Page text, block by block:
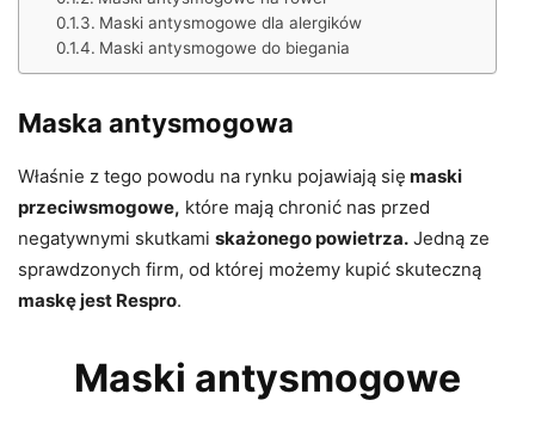
Maski antysmogowe dla alergików
Maski antysmogowe do biegania
Maska antysmogowa
Właśnie z tego powodu na rynku pojawiają się maski
przeciwsmogowe, które mają chronić nas przed
negatywnymi skutkami skażonego powietrza. Jedną ze
sprawdzonych firm, od której możemy kupić skuteczną
maskę jest Respro.
Maski antysmogowe